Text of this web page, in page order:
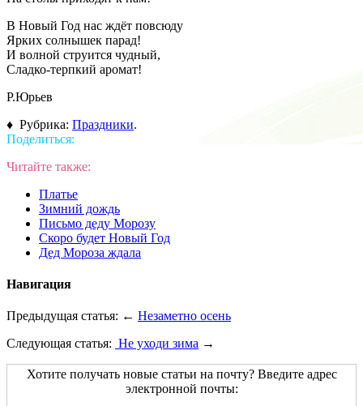
В Новый Год нас ждёт повсюду
Ярких солнышек парад!
И волной струится чудный,
Сладко-терпкий аромат!
Р.Юрьев
♦ Рубрика: Праздники.
Поделиться:
Читайте также:
Платье
Зимний дождь
Письмо деду Морозу
Скоро будет Новый Год
Дед Мороза ждала
Навигация
Предыдущая статья: ← Незаметно осень
Следующая статья: Не уходи зима →
Хотите получать новые статьи на почту? Введите адрес
электронной почты: